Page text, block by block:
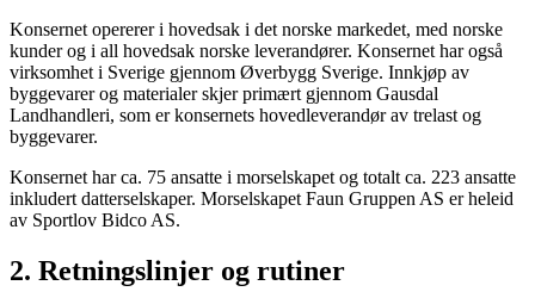
Konsernet opererer i hovedsak i det norske markedet, med norske
kunder og i all hovedsak norske leverandører. Konsernet har også
virksomhet i Sverige gjennom Øverbygg Sverige. Innkjøp av
byggevarer og materialer skjer primært gjennom Gausdal
Landhandleri, som er konsernets hovedleverandør av trelast og
byggevarer.
Konsernet har ca. 75 ansatte i morselskapet og totalt ca. 223 ansatte
inkludert datterselskaper. Morselskapet Faun Gruppen AS er heleid
av Sportlov Bidco AS.
2. Retningslinjer og rutiner